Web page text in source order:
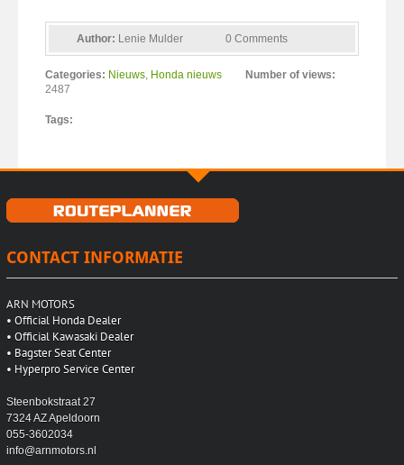
Author: Lenie Mulder 0 Comments
Categories: Nieuws, Honda nieuws
Number of views:
2487
Tags:
CONTACT INFORMATIE
ARN MOTORS
• Official Honda Dealer
• Official Kawasaki Dealer
• Bagster Seat Center
• Hyperpro Service Center
Steenbokstraat 27
7324 AZ Apeldoorn
055-3602034
info@arnmotors.nl